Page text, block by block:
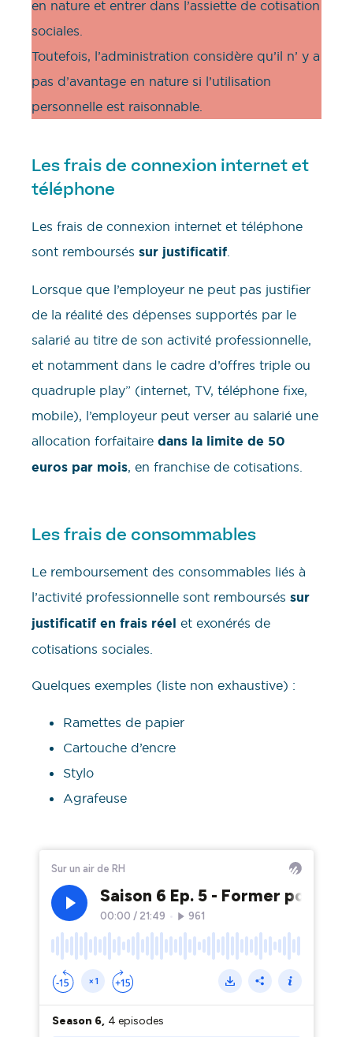
en nature et entrer dans l’assiette de cotisation
sociales.
Toutefois, l’administration considère qu’il n’ y a
pas d’avantage en nature si l’utilisation
personnelle est raisonnable.
Les frais de connexion internet et
téléphone
Les frais de connexion internet et téléphone
sont remboursés sur justificatif.
Lorsque que l’employeur ne peut pas justifier
de la réalité des dépenses supportés par le
salarié au titre de son activité professionnelle,
et notamment dans le cadre d’offres triple ou
quadruple play” (internet, TV, téléphone fixe,
mobile), l’employeur peut verser au salarié une
allocation forfaitaire dans la limite de 50
euros par mois, en franchise de cotisations.
Les frais de consommables
Le remboursement des consommables liés à
l’activité professionnelle sont remboursés sur
justificatif en frais réel et exonérés de
cotisations sociales.
Quelques exemples (liste non exhaustive) :
Ramettes de papier
Cartouche d’encre
Stylo
Agrafeuse